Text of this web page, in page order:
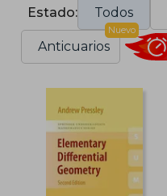
Estado: Todos
Anticuarios
Nuevo